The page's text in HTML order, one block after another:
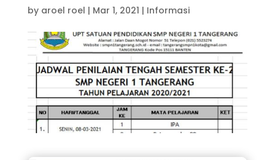
by aroel roel | Mar 1, 2021 | Informasi